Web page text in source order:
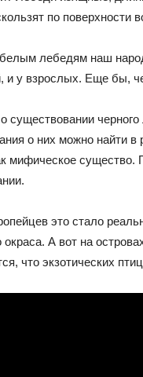
по
лебедям наш
и у взрослых. Еще бы,
существовании
о них можно найти
мифическое существо.
это стало
окраса. А вот на
что экзотических